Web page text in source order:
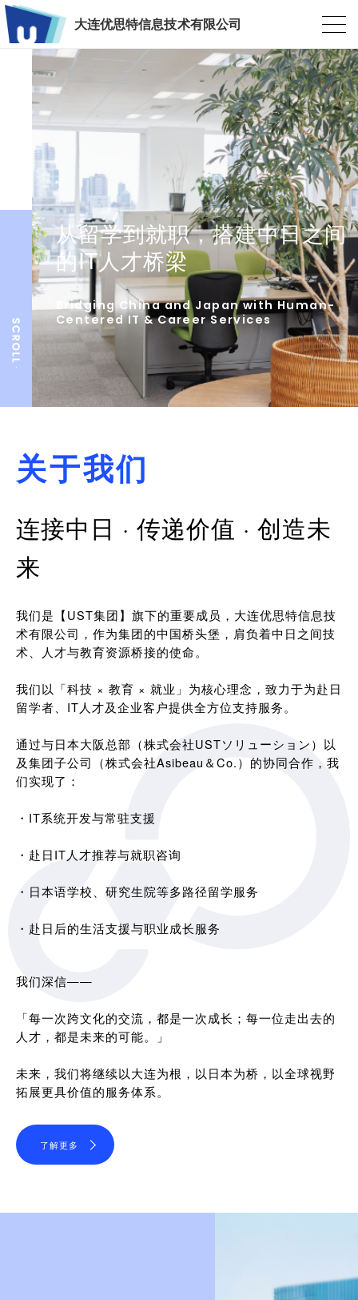
大连优思特信息技术有限公司
从留学到就职，搭建中日之间
的IT人才桥梁
Bridging China and Japan with Human-
Centered IT & Career Services
关于我们
连接中日 · 传递价值 · 创造未
来
我们是【UST集团】旗下的重要成员，大连优思特信息技
术有限公司，作为集团的中国桥头堡，肩负着中日之间技
术、人才与教育资源桥接的使命。
我们以「科技 × 教育 × 就业」为核心理念，致力于为赴日
留学者、IT人才及企业客户提供全方位支持服务。
通过与日本大阪总部（株式会社USTソリューション）以
及集团子公司（株式会社Asibeau＆Co.）的协同合作，我
们实现了：
・IT系统开发与常驻支援
・赴日IT人才推荐与就职咨询
・日本语学校、研究生院等多路径留学服务
・赴日后的生活支援与职业成长服务
我们深信——
「每一次跨文化的交流，都是一次成长；每一位走出去的
人才，都是未来的可能。」
未来，我们将继续以大连为根，以日本为桥，以全球视野
拓展更具价值的服务体系。
了解更多